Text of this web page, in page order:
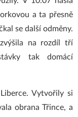
a ta přesně
se další odměny.
na rozdíl tří
tak domácí
Vytvořily si
obrana Třince, a